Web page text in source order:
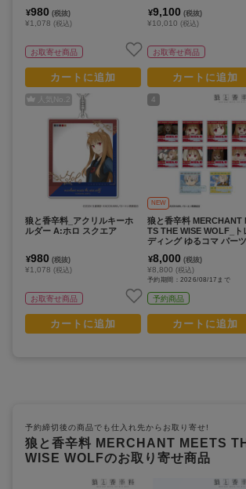
¥980 (税抜)
¥1,078 (税込)
お取寄せ商品
カートに追加
人気No. 2
狼と香辛料_アクリルキーホ
ルダー A:ホロ スクエア
¥980 (税抜)
¥1,078 (税込)
お取寄せ商品
カートに追加
ートBOX/14パック入り)
¥9,100 (税抜)
¥10,010 (税込)
お取寄せ商品
カートに追加
4
NEW
狼と香辛料 MERCHANT
TS THE WISE WOLF_ト
ディング ゆるコマ パー
ンプリートコンプリート
10パック入り)
¥8,000 (税抜)
¥8,800 (税込)
予約期間：2026/08/17まで
予約商品
カートに追加
予約締切後の商品でも仕入れ先からお取り寄せ!
狼と香辛料 MERCHANT MEETS
WISE WOLFのお取り寄せ商品